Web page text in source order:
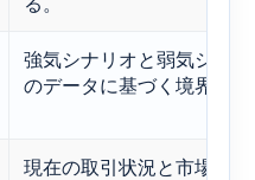
強気シナリオと弱気シナ
のデータに基づく境界線
現在の取引状況と市場の